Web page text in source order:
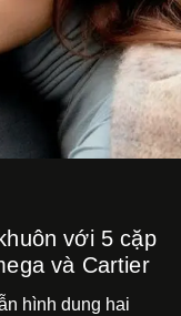
với 5 cặp
và Cartier
hình dung hai